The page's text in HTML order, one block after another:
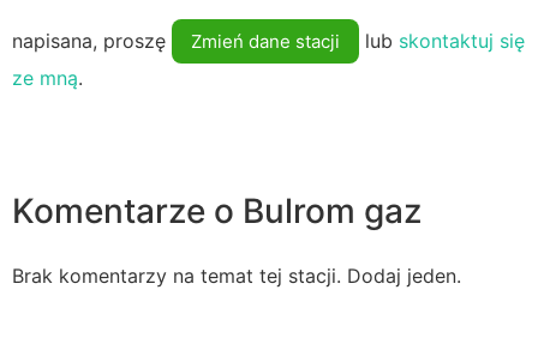
napisana, proszę Zmień dane stacji lub skontaktuj się
ze mną.
Komentarze o Bulrom gaz
Brak komentarzy na temat tej stacji. Dodaj jeden.